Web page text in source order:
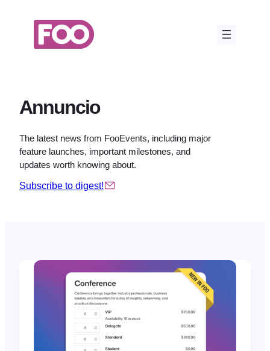
contenuto
Annuncio
The latest news from FooEvents, including major
feature launches, important milestones, and
updates worth knowing about.
Subscribe to digest!